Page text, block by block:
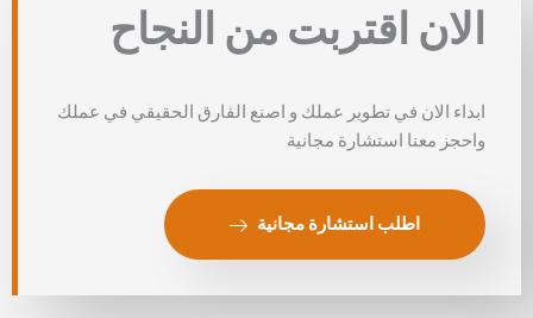
الان اقتربت من النجاح
ابداء الان في تطوير عملك و اصنع الفارق الحقيقي في عملك
واحجز معنا استشارة مجانية
اطلب استشارة مجانية